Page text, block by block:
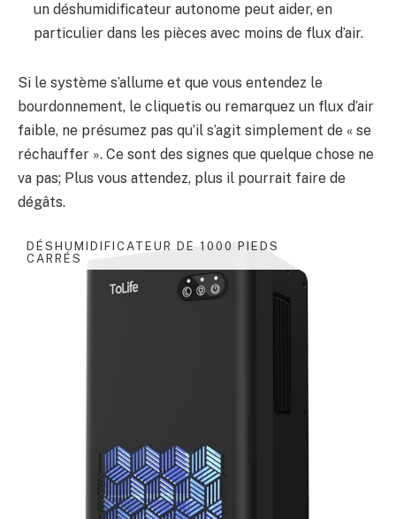
un déshumidificateur autonome peut aider, en
particulier dans les pièces avec moins de flux d’air.
Si le système s’allume et que vous entendez le
bourdonnement, le cliquetis ou remarquez un flux d’air
faible, ne présumez pas qu’il s’agit simplement de « se
réchauffer ». Ce sont des signes que quelque chose ne
va pas; Plus vous attendez, plus il pourrait faire de
dégâts.
DÉSHUMIDIFICATEUR DE 1000 PIEDS
CARRÉS